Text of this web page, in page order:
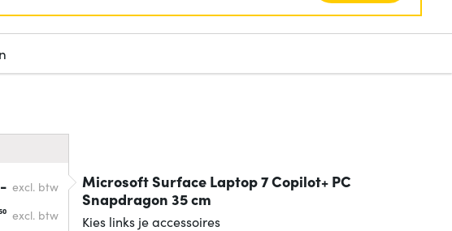
excl. btw
excl. btw
Microsoft Surface Laptop 7 Copilot+ PC
Snapdragon 35 cm
Kies links je accessoires